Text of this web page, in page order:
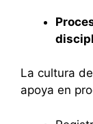
La cultura
apoya en